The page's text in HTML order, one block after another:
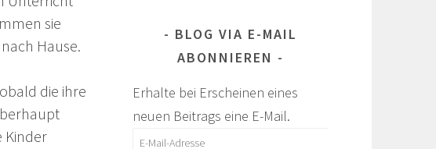
sie
Hause.
die ihre
Kinder
BLOG VIA E-MAIL
ABONNIEREN
Erhalte bei Erscheinen eines
neuen Beitrags eine E-Mail.
E-